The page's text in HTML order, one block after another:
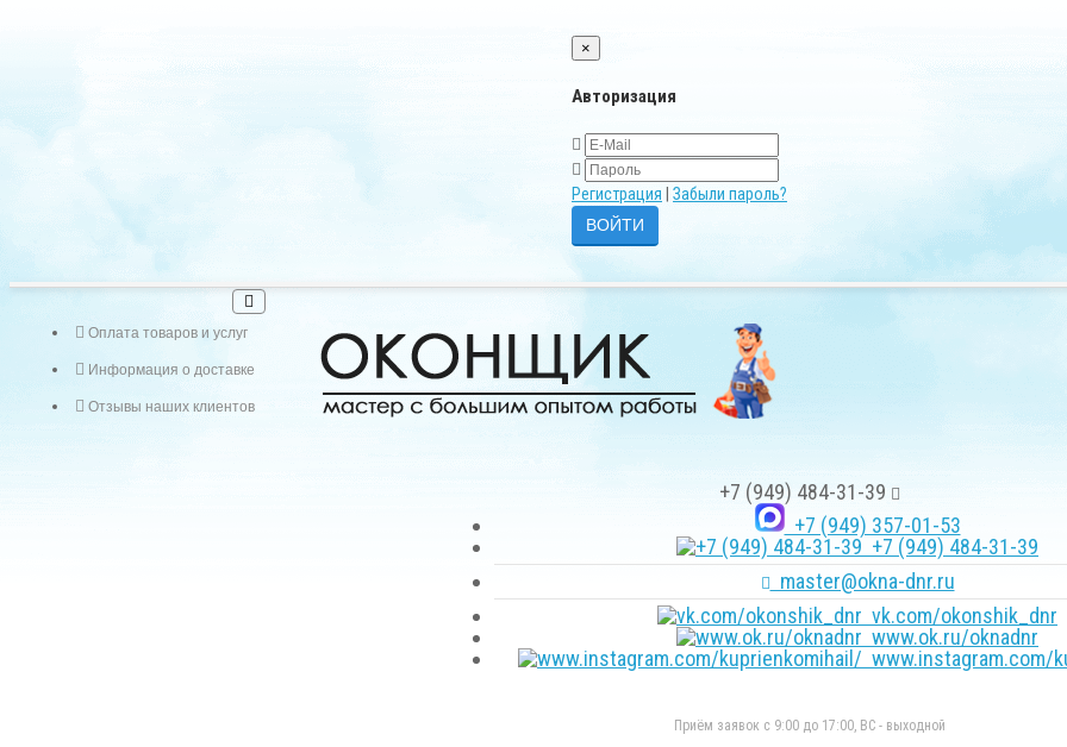
×
Авторизация
Регистрация Забыли пароль?
Оплата товаров и услуг
Информация о доставке
Отзывы наших клиентов
+7 (949) 484-31-39
+7 (949) 357-01-53
+7 (949) 484-31-39
master@okna-dnr.ru
vk.com/okonshik_dnr
www.ok.ru/oknadnr
www.instagram.com/
Приём заявок с 9:00 до 17:00, ВС - выходной